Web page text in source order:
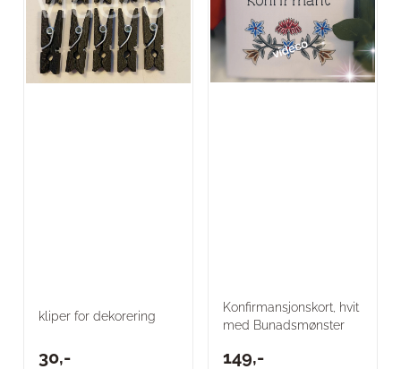
kliper for dekorering
30,-
Konfirmansjonskort, hvit
med Bunadsmønster
149,-